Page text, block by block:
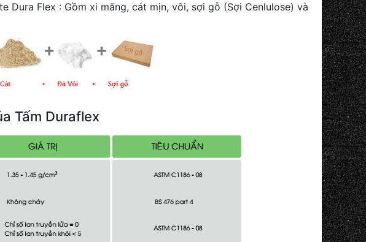
Dura Flex : Gồm xi măng, cát mịn, vôi, sợi gỗ (Sợi Cenlulose) và
Tấm Duraflex